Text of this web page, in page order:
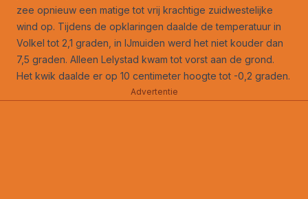
zee opnieuw een matige tot vrij krachtige zuidwestelijke
wind op. Tijdens de opklaringen daalde de temperatuur in
Volkel tot 2,1 graden, in IJmuiden werd het niet kouder dan
7,5 graden. Alleen Lelystad kwam tot vorst aan de grond.
Het kwik daalde er op 10 centimeter hoogte tot -0,2 graden.
Advertentie